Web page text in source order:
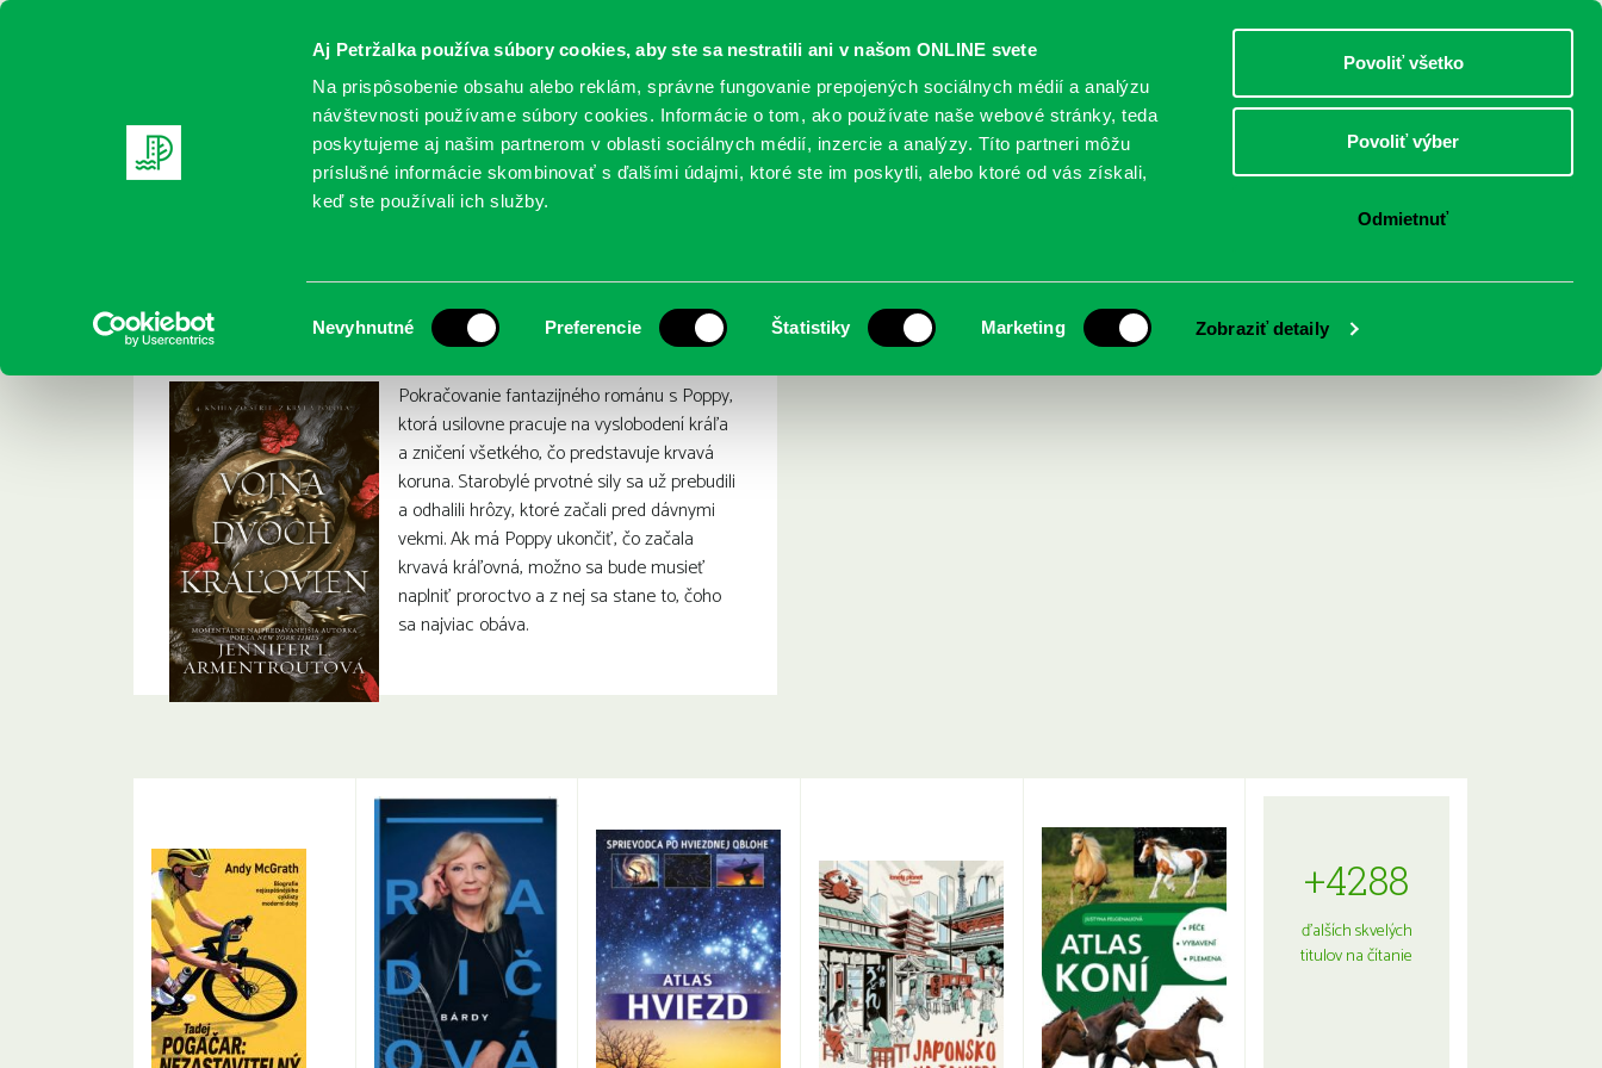
Aj Petržalka používa súbory cookies, aby ste sa nestratili ani v našom ONLINE svete
Na prispôsobenie obsahu alebo reklám, správne fungovanie prepojených sociálnych médií a analýzu
návštevnosti používame súbory cookies. Informácie o tom, ako používate naše webové stránky, teda
poskytujeme aj našim partnerom v oblasti sociálnych médií, inzercie a analýzy. Títo partneri môžu
príslušné informácie skombinovať s ďalšími údajmi, ktoré ste im poskytli, alebo ktoré od vás získali,
keď ste používali ich služby.
súhlasu
Nevyhnutné Preferencie Štatistiky Marketing Zobraziť detaily
Povoliť všetko
Povoliť výber
Odmietnuť
DOSPELÍ
REGISTRUJTE SA ONLINE KATALÓGY SLUŽBY PODUJATIA POBOČKY O KNIŽNICI
Armentrout, Jennifer L.: Vojna dvoch kráľovien : Z krvi a popola 4.
Pokračovanie fantazijného románu s Poppy,
ktorá usilovne pracuje na vyslobodení kráľa
a zničení všetkého, čo predstavuje krvavá
koruna. Starobylé prvotné sily sa už prebudili
a odhalili hrôzy, ktoré začali pred dávnymi
vekmi. Ak má Poppy ukončiť, čo začala
krvavá kráľovná, možno sa bude musieť
naplniť proroctvo a z nej sa stane to, čoho
sa najviac obáva.
+4288
ďalších skvelých
titulov na čítanie